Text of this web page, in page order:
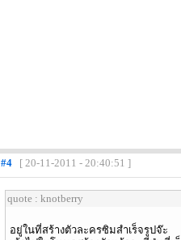
#4 [ 20-11-2011 - 20:40:51 ]
quote : knotberry
อยู่ในที่สร้างตัวละครซิมสำเร็จรูปจ๊ะ